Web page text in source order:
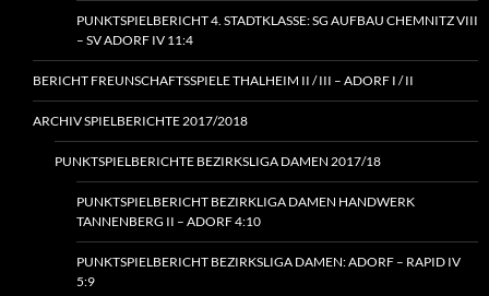
PUNKTSPIELBERICHT 4. STADTKLASSE: SG AUFBAU CHEMNITZ VIII
– SV ADORF IV 11:4
BERICHT FREUNSCHAFTSSPIELE THALHEIM II / III – ADORF I / II
ARCHIV SPIELBERICHTE 2017/2018
PUNKTSPIELBERICHTE BEZIRKSLIGA DAMEN 2017/18
PUNKTSPIELBERICHT BEZIRKLIGA DAMEN HANDWERK
TANNENBERG II – ADORF 4:10
PUNKTSPIELBERICHT BEZIRKSLIGA DAMEN: ADORF – RAPID IV
5:9